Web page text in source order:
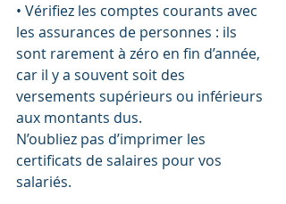
• Vérifiez les comptes courants avec
les assurances de personnes : ils
sont rarement à zéro en fin d’année,
car il y a souvent soit des
versements supérieurs ou inférieurs
aux montants dus.
N’oubliez pas d’imprimer les
certificats de salaires pour vos
salariés.